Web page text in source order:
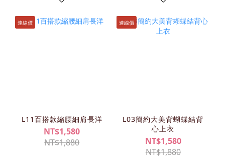
連線價
L11百搭款縮腰細肩長洋
NT$1,580
NT$1,880
連線價
L03簡約大美背蝴蝶結背
心上衣
NT$1,580
NT$1,880